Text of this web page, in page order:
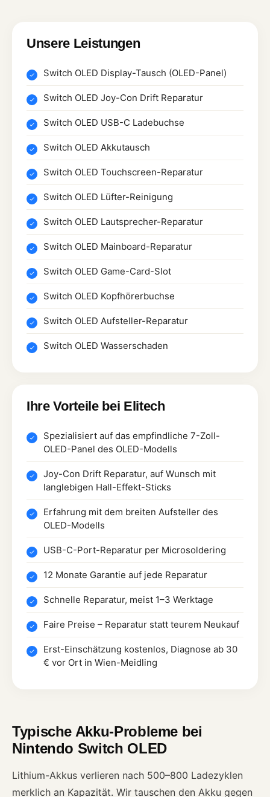
Unsere Leistungen
Switch OLED Display-Tausch (OLED-Panel)
Switch OLED Joy-Con Drift Reparatur
Switch OLED USB-C Ladebuchse
Switch OLED Akkutausch
Switch OLED Touchscreen-Reparatur
Switch OLED Lüfter-Reinigung
Switch OLED Lautsprecher-Reparatur
Switch OLED Mainboard-Reparatur
Switch OLED Game-Card-Slot
Switch OLED Kopfhörerbuchse
Switch OLED Aufsteller-Reparatur
Switch OLED Wasserschaden
Ihre Vorteile bei Elitech
Spezialisiert auf das empfindliche 7-Zoll-
OLED-Panel des OLED-Modells
Joy-Con Drift Reparatur, auf Wunsch mit
langlebigen Hall-Effekt-Sticks
Erfahrung mit dem breiten Aufsteller des
OLED-Modells
USB-C-Port-Reparatur per Microsoldering
12 Monate Garantie auf jede Reparatur
Schnelle Reparatur, meist 1–3 Werktage
Faire Preise – Reparatur statt teurem Neukauf
Erst-Einschätzung kostenlos, Diagnose ab 30
€ vor Ort in Wien-Meidling
Typische Akku-Probleme bei
Nintendo Switch OLED
Lithium-Akkus verlieren nach 500–800 Ladezyklen
merklich an Kapazität. Wir tauschen den Akku gegen